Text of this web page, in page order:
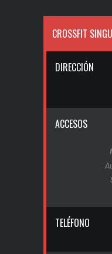
CROSSFIT
DIRECCIÓN
ACCESOS
TELÉFONO